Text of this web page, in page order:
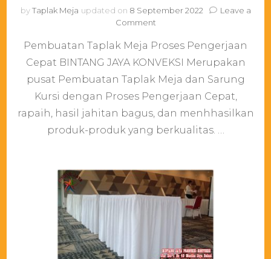
byTaplak Meja updated on 8 September 2022
Leave a
Commenton
Taplak
Meja
Pengerjaan
Cepat
Pembuatan Taplak Meja Proses Pengerjaan
Cepat BINTANG JAYA KONVEKSI Merupakan
pusat Pembuatan Taplak Meja dan Sarung
Kursi dengan Proses Pengerjaan Cepat,
rapaih, hasil jahitan bagus, dan menhhasilkan
produk-produk yang berkualitas. …